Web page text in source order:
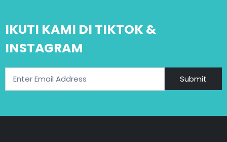
IKUTI KAMI DI TIKTOK &
INSTAGRAM
Submit